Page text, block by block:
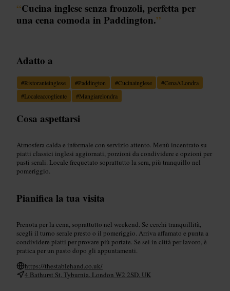
“Cucina inglese senza fronzoli, perfetta per
una cena comoda in Paddington.”
Adatto a
#Ristoranteinglese #Paddington #Cucinainglese #CenaALondra
#Localeaccogliente #Mangiarelondra
Cosa aspettarsi
Atmosfera calda e informale con servizio attento. Menù incentrato su
piatti classici inglesi aggiornati, porzioni da condividere e opzioni per
pasti serali. Locale frequetato soprattutto la sera, più tranquillo nel
pomeriggio.
Pianifica la tua visita
Prenota per la cena, soprattutto nel weekend. Se cerchi tranquillità,
scegli il turno serale presto o il pomeriggio. Arriva affamato e punta a
condividere piatti per provare più portate. Se sei in città per lavoro, è
pratica per un pasto dopo gli appuntamenti.
https://thestablehand.co.uk/
4 Bathurst St, Tyburnia, London W2 2SD, UK